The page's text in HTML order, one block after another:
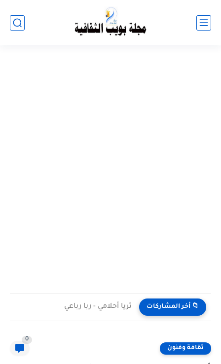
📁 أخر المشاركات ثريا أحلامي - ربا رباعي
ثقافة وفنون
0